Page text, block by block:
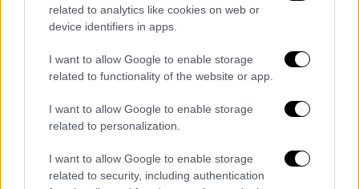
related to analytics like cookies on web or
device identifiers in apps.
I want to allow Google to enable storage
related to functionality of the website or app.
I want to allow Google to enable storage
related to personalization.
I want to allow Google to enable storage
related to security, including authentication
Αθλητισμός|23.09.2019 21:24
Παναθηναϊκός: Χάνει τον Μακέντα στα